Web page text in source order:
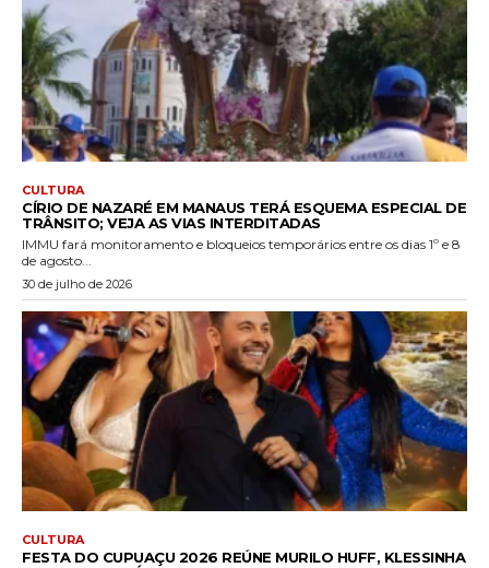
CULTURA
CÍRIO DE NAZARÉ EM MANAUS TERÁ ESQUEMA ESPECIAL DE
TRÂNSITO; VEJA AS VIAS INTERDITADAS
IMMU fará monitoramento e bloqueios temporários entre os dias 1º e 8
de agosto...
30 de julho de 2026
CULTURA
FESTA DO CUPUAÇU 2026 REÚNE MURILO HUFF, KLESSINHA